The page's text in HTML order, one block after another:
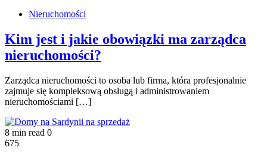
Nieruchomości
Kim jest i jakie obowiązki ma zarządca
nieruchomości?
Zarządca nieruchomości to osoba lub firma, która profesjonalnie
zajmuje się kompleksową obsługą i administrowaniem
nieruchomościami […]
8 min read 0
675